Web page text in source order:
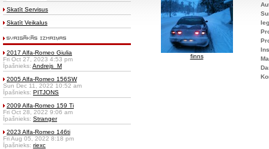
Skatīt Servisus
Skatīt Veikalus
2017 Alfa-Romeo Giulia
Fri Oct 27, 2023 4:53 pm
Īpašnieks: Andrejs_M
2005 Alfa-Romeo 156SW
Sun Dec 11, 2022 10:52 am
Īpašnieks: PITJONS
2009 Alfa-Romeo 159 Ti
Fri Oct 28, 2022 9:06 am
Īpašnieks: Stranger
2023 Alfa-Romeo 146ti
Fri Aug 05, 2022 8:18 pm
Īpašnieks: riexc
finns